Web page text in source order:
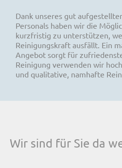
Dank unseres gut
Personals haben wir die
kurzfristig zu unterstützen,
Reinigungskraft ausfällt. Ein
Angebot sorgt für
Reinigung verwenden wir
und qualitative, namhafte
Wir sind für Sie da